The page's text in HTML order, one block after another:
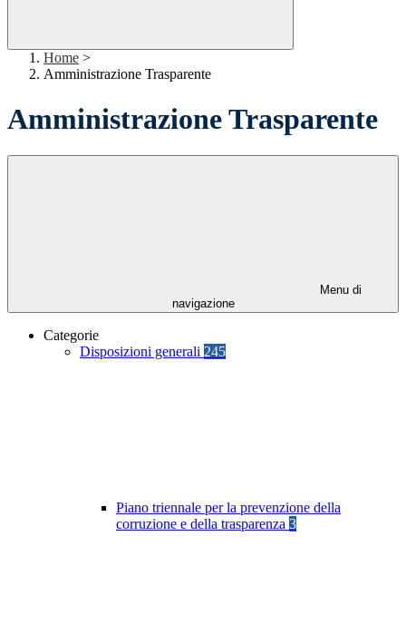
Home >
Amministrazione Trasparente
Amministrazione Trasparente
Menu di
navigazione
Categorie
Disposizioni generali 245
Piano triennale per la prevenzione della
corruzione e della trasparenza 3